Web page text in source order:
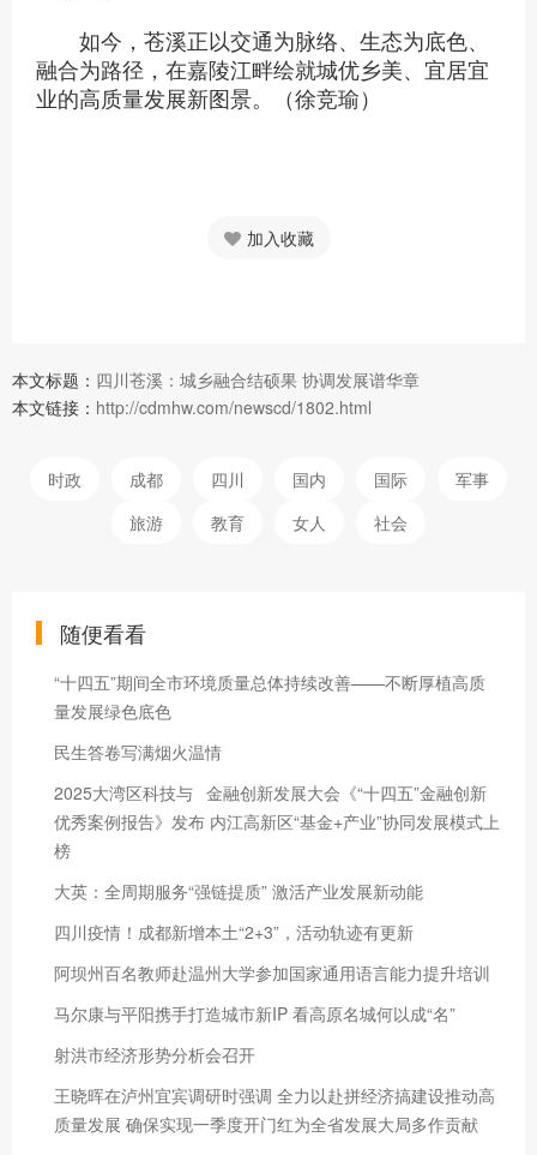
如今，苍溪正以交通为脉络、生态为底色、
融合为路径，在嘉陵江畔绘就城优乡美、宜居宜
业的高质量发展新图景。（徐竞瑜）
加入收藏
本文标题： 四川苍溪：城乡融合结硕果 协调发展谱华章
本文链接： http://cdmhw.com/newscd/1802.html
时政 成都 四川 国内 国际
军事
旅游
教育 女人 社会
随便看看
“十四五”期间全市环境质量总体持续改善——不断厚植高质
量发展绿色底色
民生答卷写满烟火温情
2025大湾区科技与 金融创新发展大会《“十四五”金融创新
优秀案例报告》发布 内江高新区“基金+产业”协同发展模式上
榜
大英：全周期服务“强链提质” 激活产业发展新动能
四川疫情！成都新增本土“2+3”，活动轨迹有更新
阿坝州百名教师赴温州大学参加国家通用语言能力提升培训
马尔康与平阳携手打造城市新IP 看高原名城何以成“名”
射洪市经济形势分析会召开
王晓晖在泸州宜宾调研时强调 全力以赴拼经济搞建设推动高
质量发展 确保实现一季度开门红为全省发展大局多作贡献